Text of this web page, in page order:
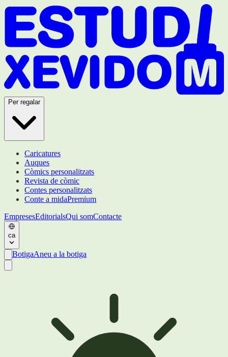
Per regalar
Caricatures
Auques
Còmics personalitzats
Revista de còmic
Contes personalitzats
Conte a midaPremium
EmpresesEditorialsQui somContacte
ca
BotigaAneu a la botiga